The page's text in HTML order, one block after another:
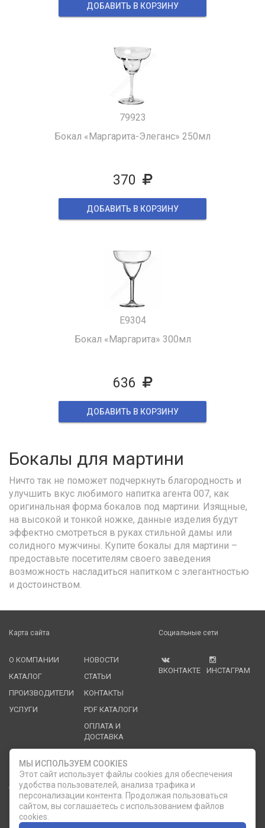
ДОБАВИТЬ В КОРЗИНУ
79923
Бокал «Маргарита-Элеганс» 250мл
370
ДОБАВИТЬ В КОРЗИНУ
E9304
Бокал «Маргарита» 300мл
636
ДОБАВИТЬ В КОРЗИНУ
Бокалы для мартини
Ничто так не поможет подчеркнуть благородность и
улучшить вкус любимого напитка агента 007, как
оригинальная форма бокалов под мартини. Изящные,
на высокой и тонкой ножке, данные изделия будут
эффектно смотреться в руках стильной дамы или
солидного мужчины. Купите бокалы для мартини –
предоставьте посетителям своего заведения
возможность насладиться напитком с элегантностью
и достоинством.
Карта сайта
О КОМПАНИИ
КАТАЛОГ
ПРОИЗВОДИТЕЛИ
УСЛУГИ
НОВОСТИ
СТАТЬИ
КОНТАКТЫ
PDF КАТАЛОГИ
ОПЛАТА И
ДОСТАВКА
Социальные сети
ВКОНТАКТЕ ИНСТАГРАМ
Служба клиентской поддержки
ОБРАТНЫЙ ЗВОНОК phone
8 (812) 335-21-16
8 (812) 335-21-17 7 (911) 947-43-48
МЫ ИСПОЛЬЗУЕМ COOKIES
Этот сайт использует файлы cookies для обеспечения
удобства пользователей, анализа трафика и
персонализации контента. Продолжая пользоваться
сайтом, вы соглашаетесь с использованием файлов
cookies.